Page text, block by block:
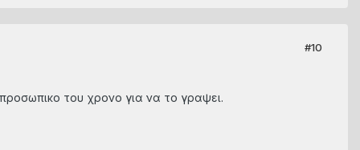
#10
του χρονο για να το γραψει.